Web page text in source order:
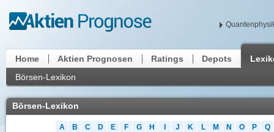
Home Aktien Prognosen Ratings Depots
Börsen-Lexikon
Börsen-Lexikon
A B C D E F G H J K L M N O P Q